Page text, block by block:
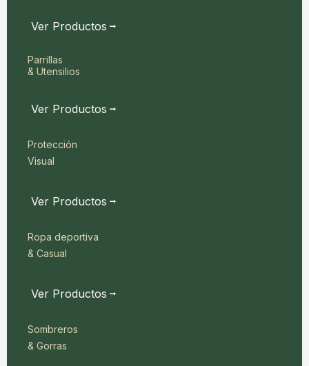
Ver Productos
Parrillas
& Utensilios
Ver Productos
Protección
Visual
Ver Productos
Ropa deportiva
& Casual
Ver Productos
Sombreros
& Gorras